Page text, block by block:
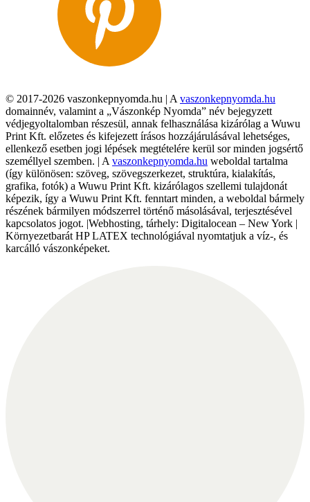
© 2017-2026 vaszonkepnyomda.hu | A vaszonkepnyomda.hu
domainnév, valamint a „Vászonkép Nyomda” név bejegyzett
védjegyoltalomban részesül, annak felhasználása kizárólag a Wuwu
Print Kft. előzetes és kifejezett írásos hozzájárulásával lehetséges,
ellenkező esetben jogi lépések megtételére kerül sor minden jogsértő
személlyel szemben. | A vaszonkepnyomda.hu weboldal tartalma
(így különösen: szöveg, szövegszerkezet, struktúra, kialakítás,
grafika, fotók) a Wuwu Print Kft. kizárólagos szellemi tulajdonát
képezik, így a Wuwu Print Kft. fenntart minden, a weboldal bármely
részének bármilyen módszerrel történő másolásával, terjesztésével
kapcsolatos jogot. |Webhosting, tárhely: Digitalocean – New York |
Környezetbarát HP LATEX technológiával nyomtatjuk a víz-, és
karcálló vászonképeket.